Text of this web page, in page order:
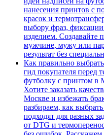
нанесения принтов с
красок и
выбору фраз,
изделием. Создавайте
мужчине, мужу или
результат без
Как правильно
гид покупателя перед
футболку с принтом в
Хотите заказать
Москве и избежать
разбираем, как
подходят для разных
от DTG и